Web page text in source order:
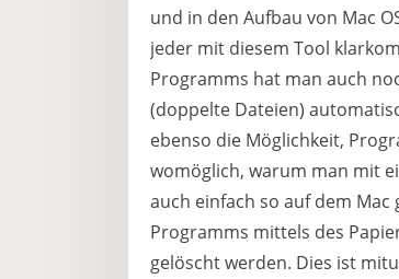
und in den Aufbau von Mac
jeder mit diesem Tool
Programms hat man auch
(doppelte Dateien)
ebenso die Möglichkeit,
womöglich, warum man mit
auch einfach so auf dem
Programms mittels des
gelöscht werden. Dies ist